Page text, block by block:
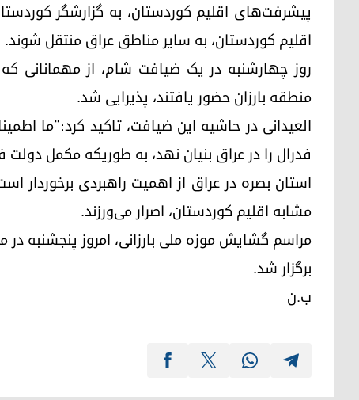
اقلیم کوردستان، به سایر مناطق عراق منتقل شوند.
روز چهارشنبه در یک ضیافت شام، از مهمانانی
منطقه بارزان حضور یافتند، پذیرایی شد.
العیدانی در حاشیه این ضیافت، تاکید کرد:"ما
فدرال را در عراق بنیان نهد، به طوریکه مکمل دولت
استان بصره در عراق از اهمیت راهبردی برخوردار
مشابه اقلیم کوردستان، اصرار می‌ورزند.
مراسم گشایش موزه ملی بارزانی، امروز پنجشنبه
برگزار شد.
ب.ن